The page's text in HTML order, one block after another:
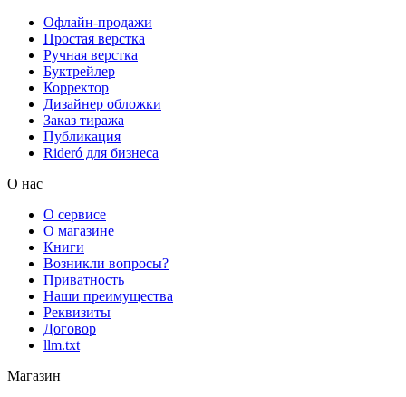
Офлайн-продажи
Простая верстка
Ручная верстка
Буктрейлер
Корректор
Дизайнер обложки
Заказ тиража
Публикация
Rideró для бизнеса
О нас
О сервисе
О магазине
Книги
Возникли вопросы?
Приватность
Наши преимущества
Реквизиты
Договор
llm.txt
Магазин